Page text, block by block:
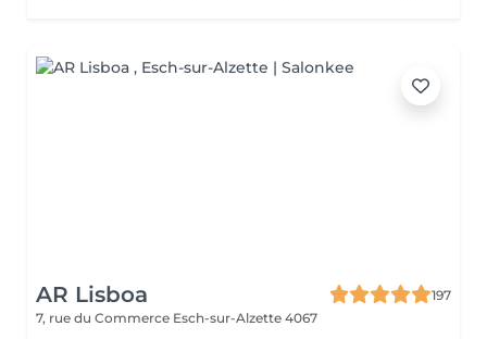
AR Lisboa
197
7, rue du Commerce Esch-sur-Alzette 4067